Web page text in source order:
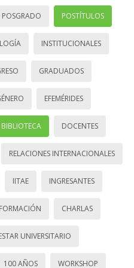
POSGRADO POSTÍTULOS
INSTITUCIONALES
GRADUADOS
EFEMÉRIDES
BIBLIOTECA DOCENTES
RELACIONES INTERNACIONALES
IITAE INGRESANTES
FORMACIÓN CHARLAS
UNIVERSITARIO
100 AÑOS WORKSHOP